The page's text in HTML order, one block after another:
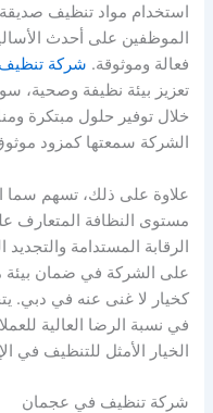
استخدام مواد تنظيف
الموظفين على أحدث
فعالة وموثوقة. شركة
تعزيز بيئة نظيفة وصحية،
خلال توفير حلول مبتكرة
الشركة سمعتها كمزود
علاوة على ذلك، تسهم سما
مستوى النظافة المتعارف
الرقابة المستدامة والتجديد
على الشركة في ضمان بيئة
كخيار لا غنى عنه في دبي.
في نسبة الرضا العالية
الخيار الأمثل للتنظيف في
شركة تنظيف في عجمان